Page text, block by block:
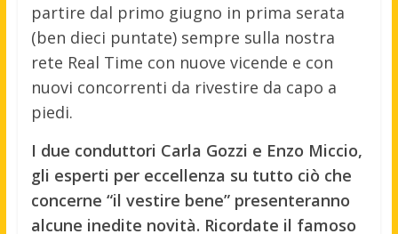
partire dal primo giugno in prima serata
(ben dieci puntate) sempre sulla nostra
rete Real Time con nuove vicende e con
nuovi concorrenti da rivestire da capo a
piedi.
I due conduttori Carla Gozzi e Enzo Miccio,
gli esperti per eccellenza su tutto ciò che
concerne “il vestire bene” presenteranno
alcune inedite novità. Ricordate il famoso